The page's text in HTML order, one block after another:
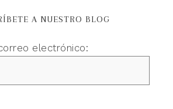
A NUESTRO BLOG
electrónico: